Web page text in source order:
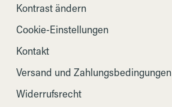
Kontrast ändern
Cookie-Einstellungen
Kontakt
Versand und Zahlungsbedingungen
Widerrufsrecht